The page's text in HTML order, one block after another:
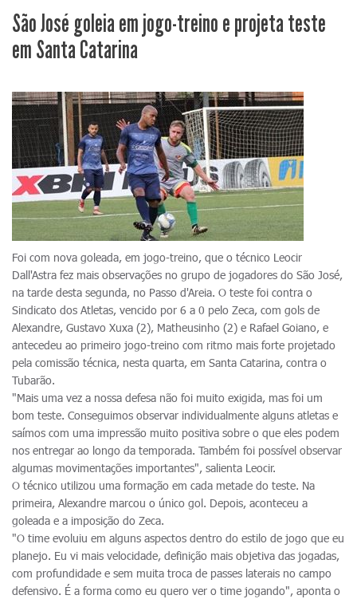
São José goleia em jogo-treino e projeta teste
em Santa Catarina
Foi com nova goleada, em jogo-treino, que o técnico Leocir
Dall'Astra fez mais observações no grupo de jogadores do São José,
na tarde desta segunda, no Passo d'Areia. O teste foi contra o
Sindicato dos Atletas, vencido por 6 a 0 pelo Zeca, com gols de
Alexandre, Gustavo Xuxa (2), Matheusinho (2) e Rafael Goiano, e
antecedeu ao primeiro jogo-treino com ritmo mais forte projetado
pela comissão técnica, nesta quarta, em Santa Catarina, contra o
Tubarão.
"Mais uma vez a nossa defesa não foi muito exigida, mas foi um
bom teste. Conseguimos observar individualmente alguns atletas e
saímos com uma impressão muito positiva sobre o que eles podem
nos entregar ao longo da temporada. Também foi possível observar
algumas movimentações importantes", salienta Leocir.
O técnico utilizou uma formação em cada metade do teste. Na
primeira, Alexandre marcou o único gol. Depois, aconteceu a
goleada e a imposição do Zeca.
"O time evoluiu em alguns aspectos dentro do estilo de jogo que eu
planejo. Eu vi mais velocidade, definição mais objetiva das jogadas,
com profundidade e sem muita troca de passes laterais no campo
defensivo. É a forma como eu quero ver o time jogando", aponta o